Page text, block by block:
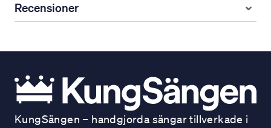
Recensioner
KungSängen – handgjorda sängar tillverkade i